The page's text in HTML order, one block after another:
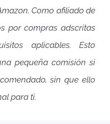
Como afiliado de
por compras adscritas
aplicables. Esto
pequeña comisión si
sin que ello
para ti.